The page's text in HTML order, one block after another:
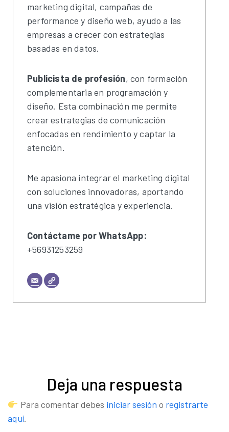
marketing digital, campañas de
performance y diseño web, ayudo a las
empresas a crecer con estrategias
basadas en datos.
Publicista de profesión, con formación
complementaria en programación y
diseño. Esta combinación me permite
crear estrategias de comunicación
enfocadas en rendimiento y captar la
atención.
Me apasiona integrar el marketing digital
con soluciones innovadoras, aportando
una visión estratégica y experiencia.
Contáctame por WhatsApp:
+56931253259
Deja una respuesta
Para comentar debes iniciar sesión o registrarte
aquí.